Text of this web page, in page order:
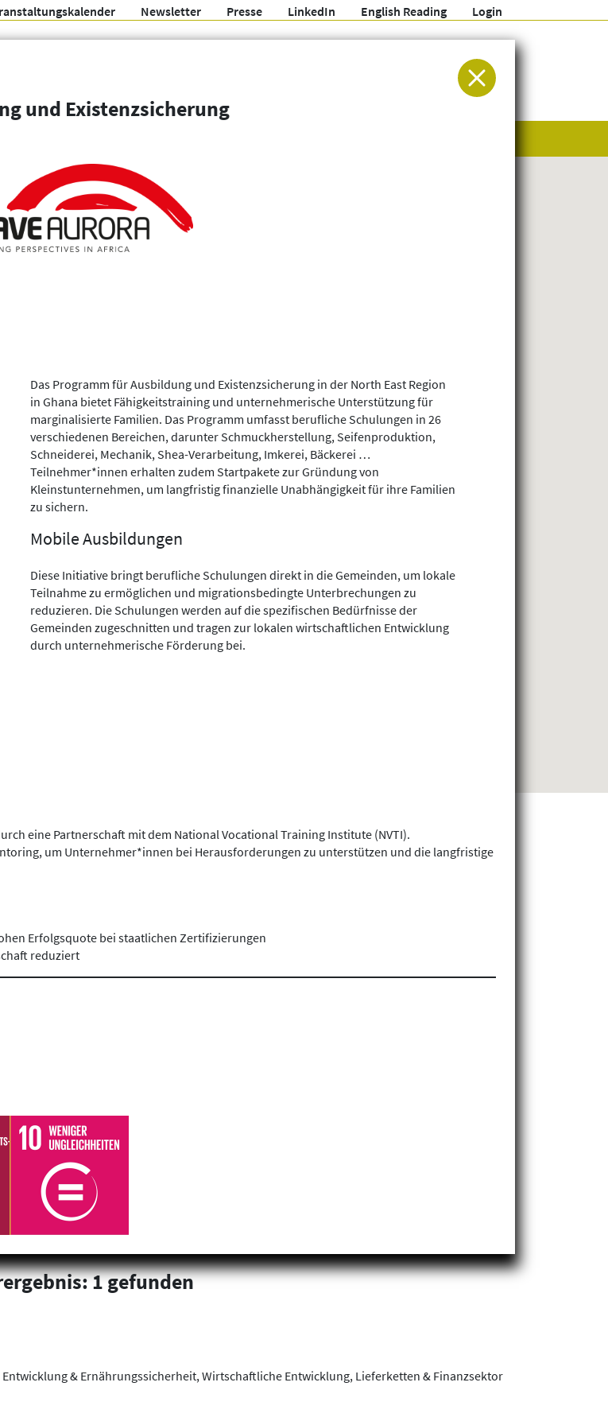
Newsletter Presse LinkedIn English Reading Login
Arbeitsgemeinschaft für Entwicklung und Humanitäre Hilfe
1 gefunden
& Ernährungssicherheit, Wirtschaftliche Entwicklung, Lieferketten & Finanzsektor
und Existenzsicherung
Das Programm für Ausbildung und Existenzsicherung in der North East Region
in Ghana bietet Fähigkeitstraining und unternehmerische Unterstützung für
marginalisierte Familien. Das Programm umfasst berufliche Schulungen in 26
verschiedenen Bereichen, darunter Schmuckherstellung, Seifenproduktion,
Schneiderei, Mechanik, Shea-Verarbeitung, Imkerei, Bäckerei …
Teilnehmer*innen erhalten zudem Startpakete zur Gründung von
Kleinstunternehmen, um langfristig finanzielle Unabhängigkeit für ihre Familien
zu sichern.
Mobile Ausbildungen
Diese Initiative bringt berufliche Schulungen direkt in die Gemeinden, um lokale
Teilnahme zu ermöglichen und migrationsbedingte Unterbrechungen zu
reduzieren. Die Schulungen werden auf die spezifischen Bedürfnisse der
Gemeinden zugeschnitten und tragen zur lokalen wirtschaftlichen Entwicklung
durch unternehmerische Förderung bei.
eine Partnerschaft mit dem National Vocational Training Institute (NVTI).
um Unternehmer*innen bei Herausforderungen zu unterstützen und die langfristige
Erfolgsquote bei staatlichen Zertifizierungen
reduziert